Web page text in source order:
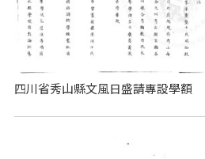
四川省秀山縣文風日盛請專設學額